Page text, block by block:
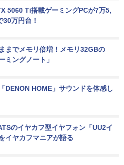
5060 Ti搭載ゲーミングPCが7万5,
30万円台！
までメモリ倍増！メモリ32GBの
ミングノート」
DENON HOME」サウンドを体感し
のイヤカフ型イヤフォン「UU2イ
イヤカフマニアが語る